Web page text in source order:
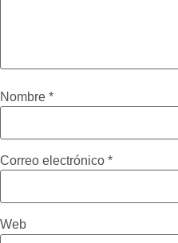
Nombre *
Correo electrónico *
Web